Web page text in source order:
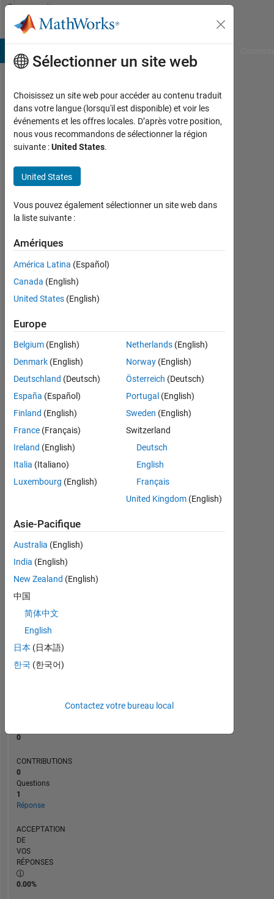
Passer au contenu
Community
Profile
Alagulakshmi
Last
seen:
11
mois
il y a
Actif
depuis
0
Following:
Follow
Tableau de bord
MATLAB Answers
CONTRIBUTIONS L
0
1
RANG
779
0
CONTRIBUTIONS
0
Questions
1
Réponse
ACCEPTATION
DE
VOS
RÉPONSES
0.00%
Sélectionner un site web
Choisissez un site web pour accéder au contenu traduit
dans votre langue (lorsqu'il est disponible) et voir les
événements et les offres locales. D’après votre position,
nous vous recommandons de sélectionner la région
suivante :United States.
United States
Vous pouvez également sélectionner un site web dans
la liste suivante :
Amériques
América Latina (Español)
Canada (English)
United States (English)
Europe
Belgium (English)
Denmark (English)
Deutschland (Deutsch)
España (Español)
Finland (English)
France (Français)
Ireland (English)
Italia (Italiano)
Luxembourg (English)
Netherlands(English)
Norway(English)
Österreich (Deutsch)
Portugal (English)
Sweden (English)
Switzerland
Deutsch
English
Français
United Kingdom(English)
Asie-Pacifique
Australia (English)
India (English)
New Zealand (English)
中国
简体中文
English
日本 (日本語)
한국 (한국어)
Contactez votre bureau local